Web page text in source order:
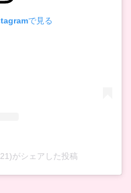
で見る
がシェアした投稿